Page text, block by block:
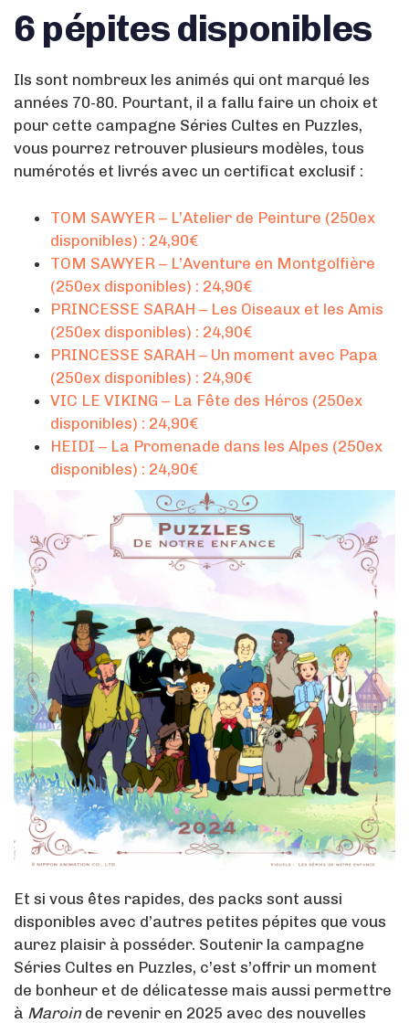
6 pépites disponibles
Ils sont nombreux les animés qui ont marqué les
années 70-80. Pourtant, il a fallu faire un choix et
pour cette campagne Séries Cultes en Puzzles,
vous pourrez retrouver plusieurs modèles, tous
numérotés et livrés avec un certificat exclusif :
TOM SAWYER – L’Atelier de Peinture (250ex
disponibles) : 24,90€
TOM SAWYER – L’Aventure en Montgolfière
(250ex disponibles) : 24,90€
PRINCESSE SARAH – Les Oiseaux et les Amis
(250ex disponibles) : 24,90€
PRINCESSE SARAH – Un moment avec Papa
(250ex disponibles) : 24,90€
VIC LE VIKING – La Fête des Héros (250ex
disponibles) : 24,90€
HEIDI – La Promenade dans les Alpes (250ex
disponibles) : 24,90€
Et si vous êtes rapides, des packs sont aussi
disponibles avec d’autres petites pépites que vous
aurez plaisir à posséder. Soutenir la campagne
Séries Cultes en Puzzles, c’est s’offrir un moment
de bonheur et de délicatesse mais aussi permettre
à Maroinde revenir en 2025 avec des nouvelles